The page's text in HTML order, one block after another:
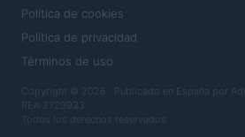
Política de cookies
Política de privacidad
Términos de uso
Copyright © 2026 · Publicado en España por
REA 2729933
Todos los derechos reservados